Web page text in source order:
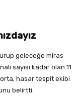
geleceğe miras
sayısı kadar olan 11
hasar tespit ekibi
belirtti.